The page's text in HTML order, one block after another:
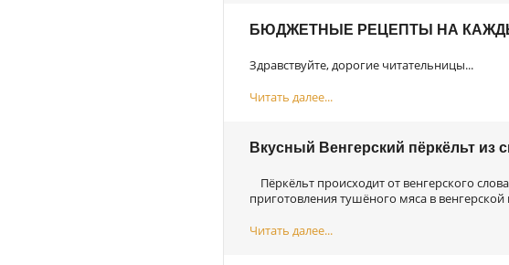
БЮДЖЕТНЫЕ РЕЦЕПТЫ НА
Здравствуйте, дорогие читательницы...
Читать далее...
Вкусный Венгерский пёркёльт из
Пёркёльт происходит от венгерского
приготовления тушёного мяса в венгерской
Читать далее...